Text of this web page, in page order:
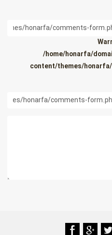
/home/honarfa/
content/themes/